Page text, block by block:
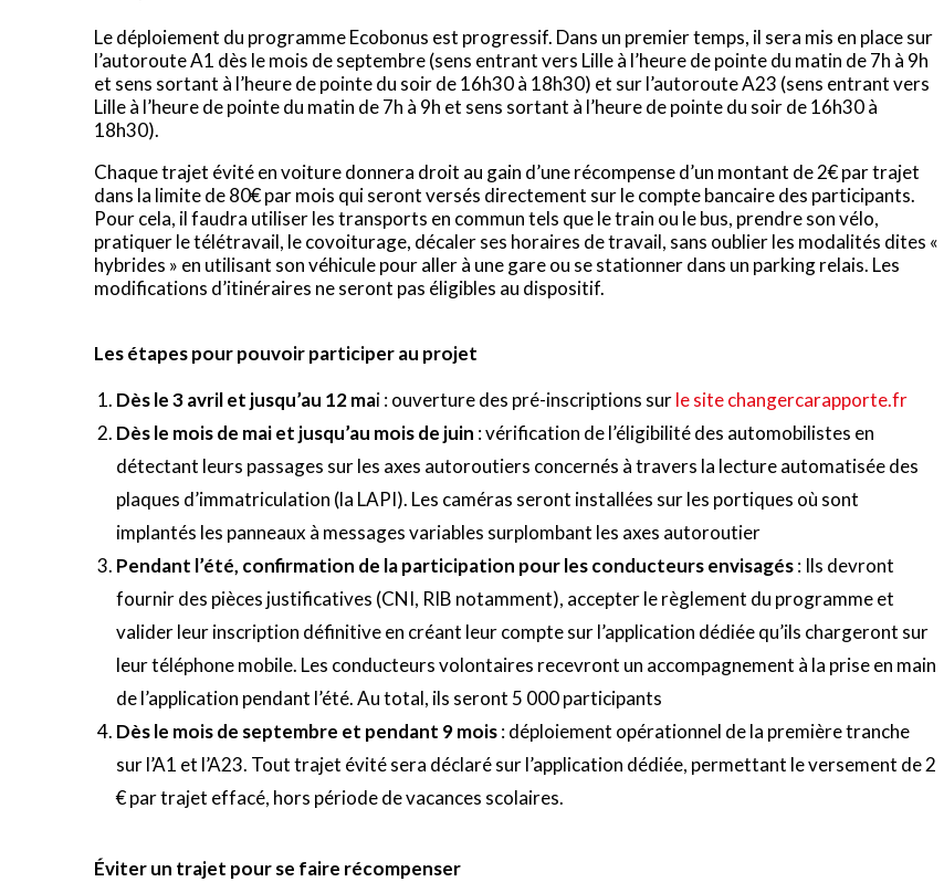
Le déploiement du programme Ecobonus est progressif. Dans un premier temps, il sera mis en place sur
l’autoroute A1 dès le mois de septembre (sens entrant vers Lille à l’heure de pointe du matin de 7h à 9h
et sens sortant à l’heure de pointe du soir de 16h30 à 18h30) et sur l’autoroute A23 (sens entrant vers
Lille à l’heure de pointe du matin de 7h à 9h et sens sortant à l’heure de pointe du soir de 16h30 à
18h30).
Chaque trajet évité en voiture donnera droit au gain d’une récompense d’un montant de 2€ par trajet
dans la limite de 80€ par mois qui seront versés directement sur le compte bancaire des participants.
Pour cela, il faudra utiliser les transports en commun tels que le train ou le bus, prendre son vélo,
pratiquer le télétravail, le covoiturage, décaler ses horaires de travail, sans oublier les modalités dites «
hybrides » en utilisant son véhicule pour aller à une gare ou se stationner dans un parking relais. Les
modifications d’itinéraires ne seront pas éligibles au dispositif.
Les étapes pour pouvoir participer au projet
Dès le 3 avril et jusqu’au 12 mai : ouverture des pré-inscriptions surle site changercarapporte.fr
Dès le mois de mai et jusqu’au mois de juin : vérification de l’éligibilité des automobilistes en
détectant leurs passages sur les axes autoroutiers concernés à travers la lecture automatisée des
plaques d’immatriculation (la LAPI). Les caméras seront installées sur les portiques où sont
implantés les panneaux à messages variables surplombant les axes autoroutier
Pendant l’été, confirmation de la participation pour les conducteurs envisagés: Ils devront
fournir des pièces justificatives (CNI, RIB notamment), accepter le règlement du programme et
valider leur inscription définitive en créant leur compte sur l’application dédiée qu’ils chargeront sur
leur téléphone mobile. Les conducteurs volontaires recevront un accompagnement à la prise en main
de l’application pendant l’été. Au total, ils seront 5 000 participants
Dès le mois de septembre et pendant 9 mois: déploiement opérationnel de la première tranche
sur l’A1 et l’A23. Tout trajet évité sera déclaré sur l’application dédiée, permettant le versement de 2
€ par trajet effacé, hors période de vacances scolaires.
Éviter un trajet pour se faire récompenser